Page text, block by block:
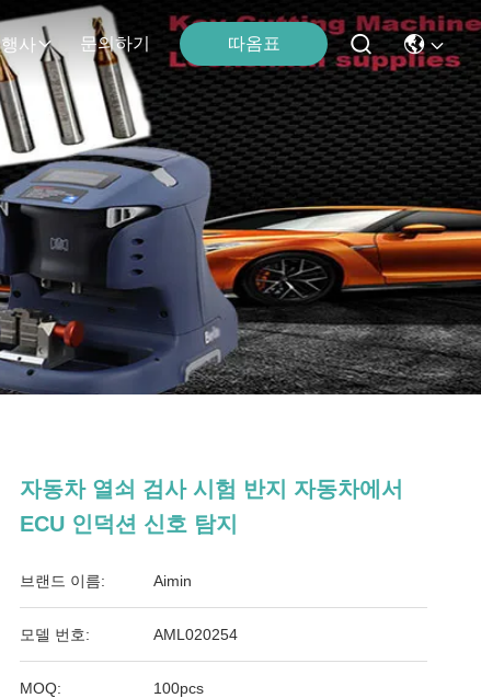
행사 문의하기 따옴표
자동차 열쇠 검사 시험 반지 자동차에서
ECU 인덕션 신호 탐지
브랜드 이름: Aimin
모델 번호: AML020254
MOQ: 100pcs